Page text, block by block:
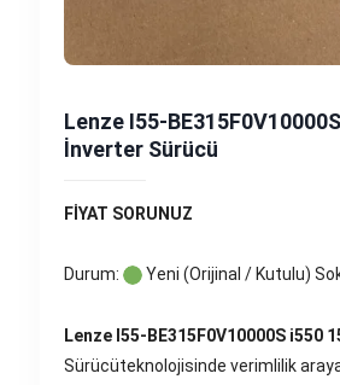
Lenze I55-
İnverter Sürücü
FİYAT SORUNUZ
Durum: Yeni (Orijinal / Kutulu)
Lenze I55-BE315F0V10000S i550
Sürücüteknolojisinde verimlilik